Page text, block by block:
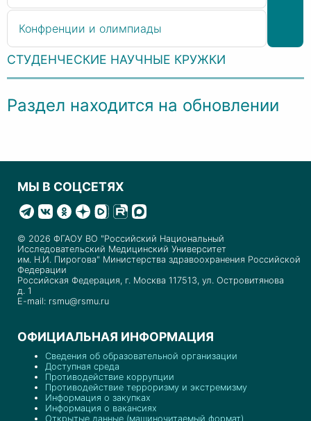
Конфренции и олимпиады
СТУДЕНЧЕСКИЕ НАУЧНЫЕ КРУЖКИ
Раздел находится на обновлении
МЫ В СОЦСЕТЯХ
© 2026 ФГАОУ ВО "Российский Национальный
Исследовательский Медицинский Университет
им. Н.И. Пирогова" Министерства здравоохранения Российской
Федерации
Российская Федерация, г. Москва 117513, ул. Островитянова
д. 1
E-mail: rsmu@rsmu.ru
ОФИЦИАЛЬНАЯ ИНФОРМАЦИЯ
Сведения об образовательной организации
Доступная среда
Противодействие коррупции
Противодействие терроризму и экстремизму
Информация о закупках
Информация о вакансиях
Открытые данные (машиночитаемый формат)